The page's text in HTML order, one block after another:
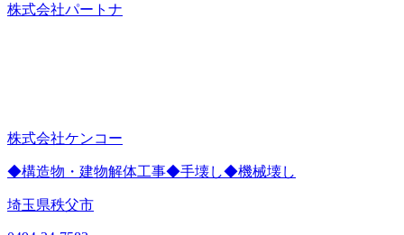
株式会社パートナ
株式会社ケンコー
◆構造物・建物解体工事◆手壊し◆機械壊し
埼玉県秩父市